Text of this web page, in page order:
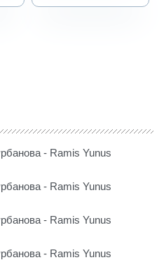
- Ramis Yunus
- Ramis Yunus
- Ramis Yunus
- Ramis Yunus